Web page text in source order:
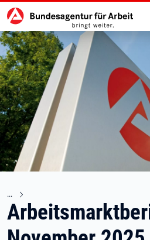
zu den Hauptinhalten springen
Hauptnavigation